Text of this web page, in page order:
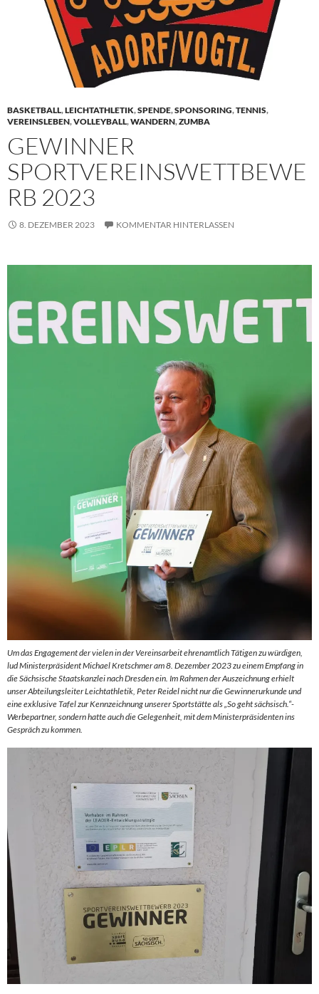
BASKETBALL,LEICHTATHLETIK,SPENDE,SPONSORING,TENNIS,
VEREINSLEBEN,VOLLEYBALL,WANDERN,ZUMBA
GEWINNER
SPORTVEREINSWETTBEWE
RB 2023
8. DEZEMBER 2023 KOMMENTAR HINTERLASSEN
Um das Engagement der vielen in der Vereinsarbeit ehrenamtlich Tätigen zu würdigen,
lud Ministerpräsident Michael Kretschmer am 8. Dezember 2023 zu einem Empfang in
die Sächsische Staatskanzlei nach Dresden ein. Im Rahmen der Auszeichnung erhielt
unser Abteilungsleiter Leichtathletik, Peter Reidel nicht nur die Gewinnerurkunde und
eine exklusive Tafel zur Kennzeichnung unserer Sportstätte als „So geht sächsisch.“-
Werbepartner, sondern hatte auch die Gelegenheit, mit dem Ministerpräsidenten ins
Gespräch zu kommen.